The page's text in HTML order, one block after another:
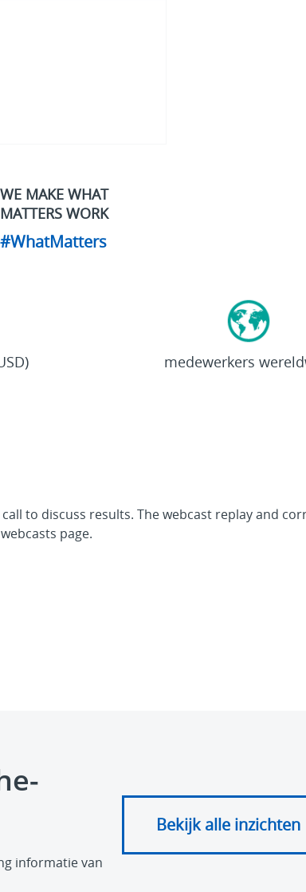
WE MAKE WHAT
MATTERS WORK
#WhatMatters
92.000+
medewerkers
to discuss results. The webcast replay and
page.
informatie van
Bekijk alle inzichten